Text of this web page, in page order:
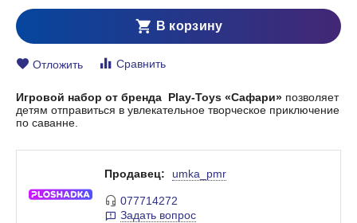
В корзину
Отложить Сравнить
Игровой набор от бренда Play-Toys «Сафари» позволяет
детям отправиться в увлекательное творческое приключение
по саванне.
Продавец: umka_pmr
077714272
Задать вопрос